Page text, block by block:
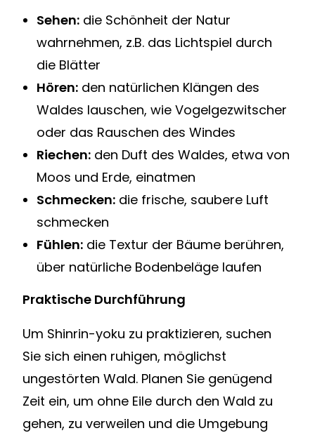
Sehen: die Schönheit der Natur
wahrnehmen, z.B. das Lichtspiel durch
die Blätter
Hören: den natürlichen Klängen des
Waldes lauschen, wie Vogelgezwitscher
oder das Rauschen des Windes
Riechen: den Duft des Waldes, etwa von
Moos und Erde, einatmen
Schmecken: die frische, saubere Luft
schmecken
Fühlen: die Textur der Bäume berühren,
über natürliche Bodenbeläge laufen
Praktische Durchführung
Um Shinrin-yoku zu praktizieren, suchen
Sie sich einen ruhigen, möglichst
ungestörten Wald. Planen Sie genügend
Zeit ein, um ohne Eile durch den Wald zu
gehen, zu verweilen und die Umgebung